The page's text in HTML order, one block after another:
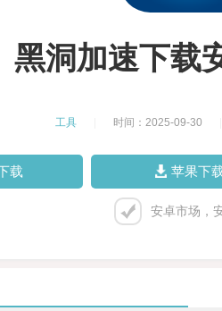
黑洞加速下载
工具 时间：2025-09-30
载 苹果下
安卓市场，